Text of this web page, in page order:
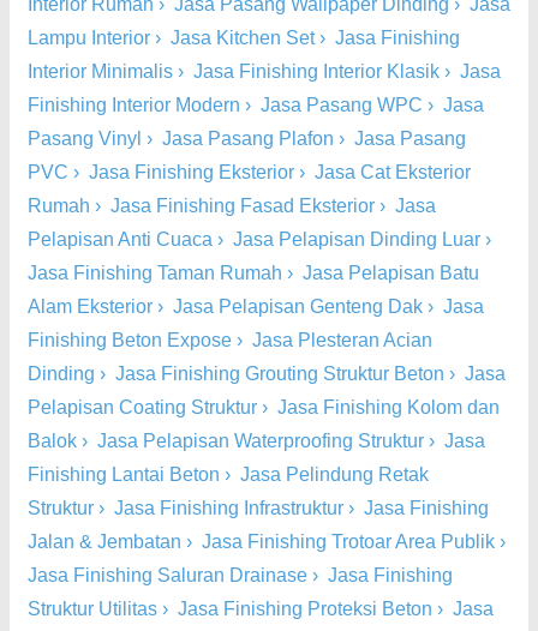
Interior Rumah › Jasa Pasang Wallpaper Dinding › Jasa
Lampu Interior › Jasa Kitchen Set› Jasa Finishing
Interior Minimalis › Jasa Finishing Interior Klasik › Jasa
Finishing Interior Modern › Jasa Pasang WPC › Jasa
Pasang Vinyl › Jasa Pasang Plafon › Jasa Pasang
PVC › Jasa Finishing Eksterior › Jasa Cat Eksterior
Rumah › Jasa Finishing Fasad Eksterior › Jasa
Pelapisan Anti Cuaca › Jasa Pelapisan Dinding Luar ›
Jasa Finishing Taman Rumah › Jasa Pelapisan Batu
Alam Eksterior › Jasa Pelapisan Genteng Dak › Jasa
Finishing Beton Expose › Jasa Plesteran Acian
Dinding › Jasa Finishing Grouting Struktur Beton › Jasa
Pelapisan Coating Struktur › Jasa Finishing Kolom dan
Balok › Jasa Pelapisan Waterproofing Struktur › Jasa
Finishing Lantai Beton › Jasa Pelindung Retak
Struktur › Jasa Finishing Infrastruktur › Jasa Finishing
Jalan & Jembatan › Jasa Finishing Trotoar Area Publik ›
Jasa Finishing Saluran Drainase › Jasa Finishing
Struktur Utilitas › Jasa Finishing Proteksi Beton › Jasa